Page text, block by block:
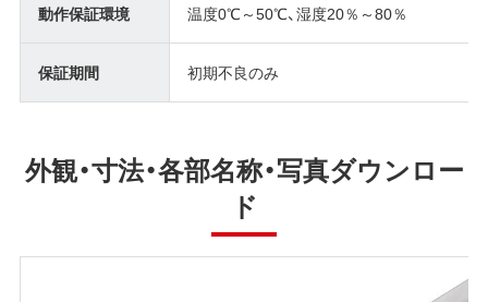
動作保証環境 温度0℃～50℃、湿度20％～80％
保証期間 初期不良のみ
外観・寸法・各部名称・写真ダウンロー
ド